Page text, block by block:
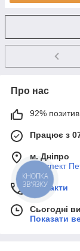
Про нас
92%
Працює з
м. Дніпро
Проспект
Контакти
Сьогодні
Показати
КНОПКА
ЗВ'ЯЗКУ